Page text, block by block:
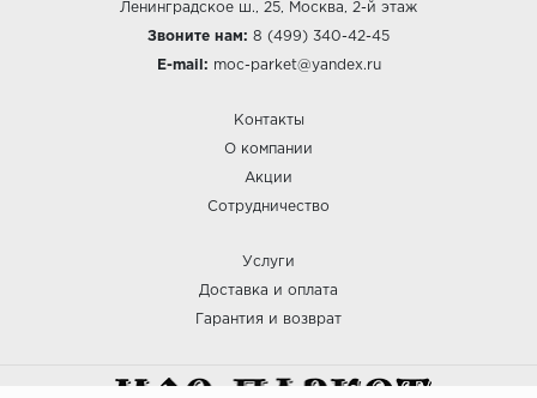
Ленинградское ш., 25, Москва, 2-й этаж
Звоните нам: 8 (499) 340-42-45
E-mail: moc-parket@yandex.ru
Контакты
О компании
Акции
Сотрудничество
Услуги
Доставка и оплата
Гарантия и возврат